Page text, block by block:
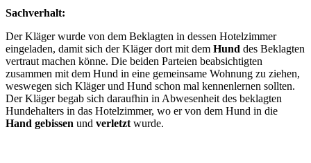
Sachverhalt:
Der Kläger wurde von dem Beklagten in dessen Hotelzimmer
eingeladen, damit sich der Kläger dort mit dem Hund des Beklagten
vertraut machen könne. Die beiden Parteien beabsichtigten
zusammen mit dem Hund in eine gemeinsame Wohnung zu ziehen,
weswegen sich Kläger und Hund schon mal kennenlernen sollten.
Der Kläger begab sich daraufhin in Abwesenheit des beklagten
Hundehalters in das Hotelzimmer, wo er von dem Hund in die
Hand gebissen und verletzt wurde.